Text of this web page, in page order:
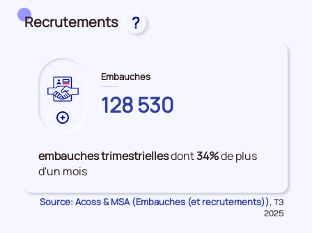
Recrutements ?
Plus
données
sur
les
Embauches
Embauches
SEINE-
ET-
128 530
embauches trimestriellesdont34%de plus
d'un mois
Source: Acoss & MSA (Embauches (et recrutements)), Données
pour
T3
2025